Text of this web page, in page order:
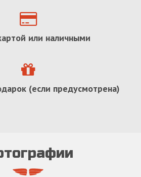
или наличными
(если предусмотрена)